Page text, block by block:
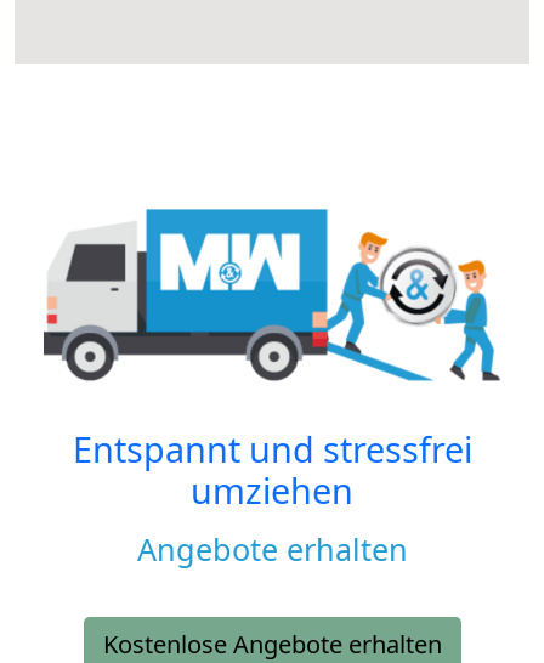
Entspannt und stressfrei
umziehen
Angebote erhalten
Kostenlose Angebote erhalten